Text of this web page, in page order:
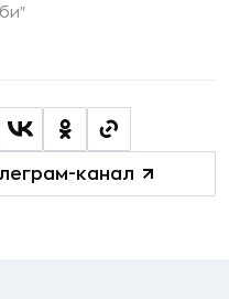
канал